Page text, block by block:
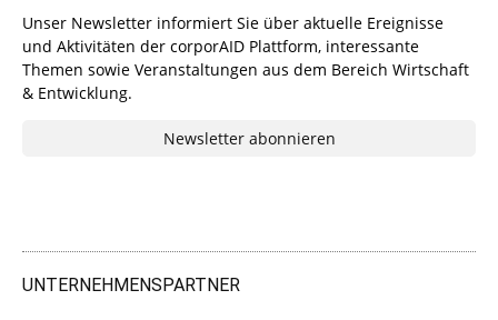
Unser Newsletter informiert Sie über aktuelle Ereignisse
und Aktivitäten der corporAID Plattform, interessante
Themen sowie Veranstaltungen aus dem Bereich Wirtschaft
& Entwicklung.
Newsletter abonnieren
UNTERNEHMENSPARTNER